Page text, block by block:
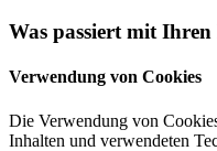
Was passiert mit Ihren
Verwendung von Cookies
Die Verwendung von
Inhalten und verwendeten